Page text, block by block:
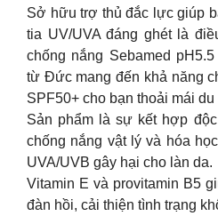
Sở hữu trợ thủ đắc lực giúp
tia UV/UVA đáng ghét là
chống nắng Sebamed
từ Đức mang đến khả năng
SPF50+ cho bạn thoải mái
Sản phẩm là sự kết hợp
chống nắng vật lý và hóa
UVA/UVB gây hại cho làn da.
Vitamin E và provitamin B5
đàn hồi, cải thiện tình trạng